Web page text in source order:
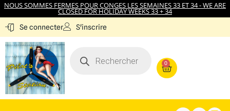
NOUS SOMMES FERMES POUR CONGES LES SEMAINES 33 ET 34 - WE ARE
CLOSED FOR HOLIDAY WEEKS 33 + 34
Se connecter S'inscrire
0